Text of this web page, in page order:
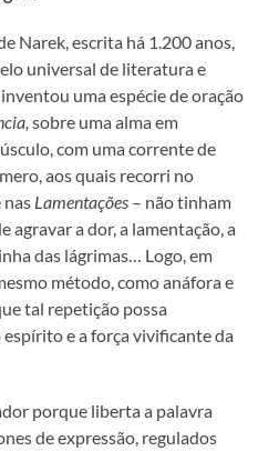
Narek, escrita há 1.200 anos,
universal de literatura e
uma espécie de oração
sobre uma alma em
com uma corrente de
aos quais recorri no
nas Lamentações – não tinham
agravar a dor, a lamentação, a
das lágrimas… Logo, em
método, como anáfora e
tal repetição possa
e a força vivificante da
porque liberta a palavra
de expressão, regulados